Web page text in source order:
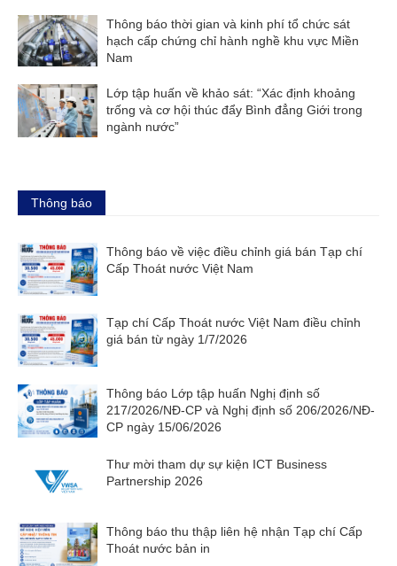
Thông báo thời gian và kinh phí tổ chức sát
hạch cấp chứng chỉ hành nghề khu vực Miền
Nam
Lớp tập huấn về khảo sát: “Xác định khoảng
trống và cơ hội thúc đẩy Bình đẳng Giới trong
ngành nước”
Thông báo
Thông báo về việc điều chỉnh giá bán Tạp chí
Cấp Thoát nước Việt Nam
Tạp chí Cấp Thoát nước Việt Nam điều chỉnh
giá bán từ ngày 1/7/2026
Thông báo Lớp tập huấn Nghị định số
217/2026/NĐ-CP và Nghị định số 206/2026/NĐ-
CP ngày 15/06/2026
Thư mời tham dự sự kiện ICT Business
Partnership 2026
Thông báo thu thập liên hệ nhận Tạp chí Cấp
Thoát nước bản in